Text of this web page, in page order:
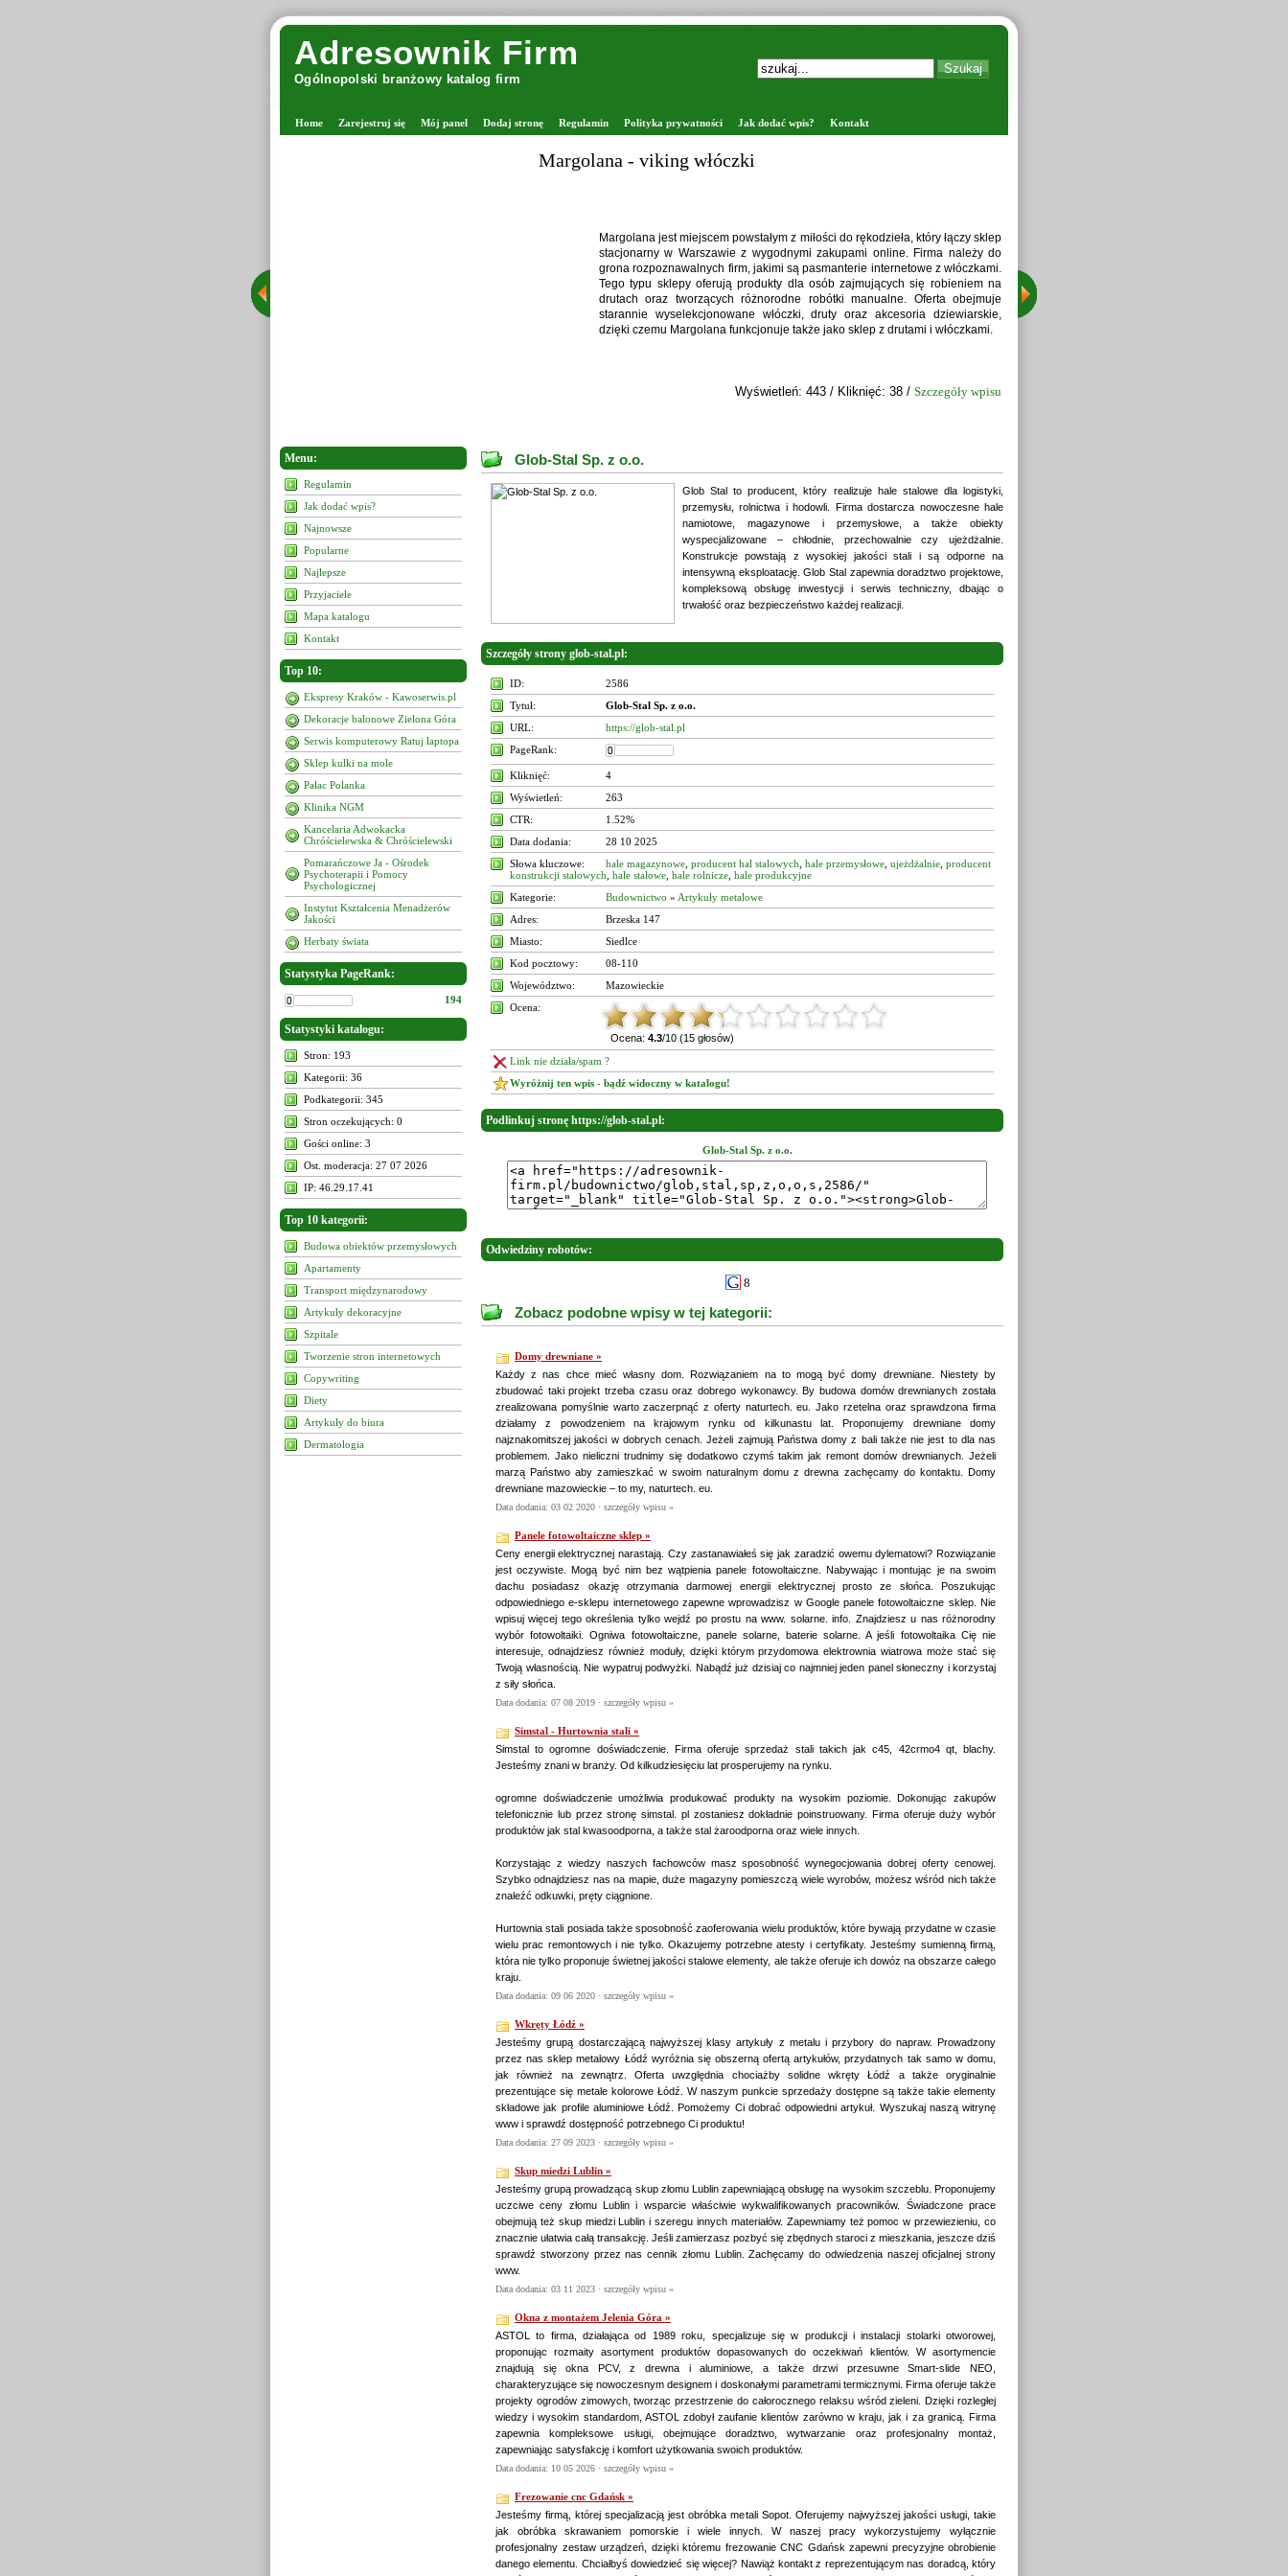
Adresownik Firm
Ogólnopolski branżowy katalog firm
Home Zarejestruj się Mój panel Dodaj stronę Regulamin Polityka prywatności Jak dodać wpis? Kontakt
grona rozpoznawalnych firm, jakimi są pasmanterie internetowe z włóczkami.
Tego typu sklepy oferują produkty dla osób zajmujących się robieniem na
drutach oraz tworzących różnorodne robótki manualne. Oferta obejmuje
starannie wyselekcjonowane włóczki, druty oraz akcesoria dziewiarskie,
Zaprawiarki do nasion - FORTPOL
Spółka Fortpol to autoryzowany dystrybutor Petkus Technologie w Polsce,
oferujący pełne wsparcie dla rolnictwa w zakresie czyszczenia i
magazynowania ziarna. W naszej ofercie znajdują się nowoczesne maszyny,
takie jak kłosownik, wialnia Petkus, suszarnie do zbóż, zaprawiarki do nasion
oraz silosy Petkus. Dostarczamy również sita do zbóż, umożliwiając pełne
wyposażenie ciągów produkcyjnych. Zajmujemy się projektowaniu, montażu i
serwisie urządzeń, dopasowując rozwiązania do wymagań klientów.
Wyświetleń: 367 / Kliknięć: 42 /
Menu:
Regulamin
Jak dodać wpis?
Najnowsze
Popularne
Najlepsze
Przyjaciele
Mapa katalogu
Kontakt
Top 10:
Ekspresy Kraków - Kawoserwis.pl
Dekoracje balonowe Zielona Góra
Serwis komputerowy Ratuj laptopa
Sklep kulki na mole
Pałac Polanka
Klinika NGM
Kancelaria Adwokacka
Chróścielewska & Chróścielewski
Pomarańczowe Ja - Ośrodek
Psychoterapii i Pomocy
Psychologicznej
Instytut Kształcenia Menadżerów
Jakości
Herbaty świata
Statystyka PageRank:
194
Statystyki katalogu:
Stron: 193
Kategorii: 36
Podkategorii: 345
Stron oczekujących: 0
Gości online: 3
Ost. moderacja: 27 07 2026
IP: 46.29.17.41
Top 10 kategorii:
Budowa obiektów przemysłowych
Apartamenty
Transport międzynarodowy
Artykuły dekoracyjne
Szpitale
Tworzenie stron internetowych
Copywriting
Diety
Artykuły do biura
Dermatologia
Glob-Stal Sp. z o.o.
Glob Stal to producent, który realizuje hale stalowe dla logistyki,
przemysłu, rolnictwa i hodowli. Firma dostarcza nowoczesne hale
namiotowe, magazynowe i przemysłowe, a także obiekty
wyspecjalizowane – chłodnie, przechowalnie czy ujeżdżalnie.
Konstrukcje powstają z wysokiej jakości stali i są odporne na
intensywną eksploatację. Glob Stal zapewnia doradztwo projektowe,
kompleksową obsługę inwestycji i serwis techniczny, dbając o
trwałość oraz bezpieczeństwo każdej realizacji.
Szczegóły strony glob-stal.pl:
ID:
2586
Tytuł:
Glob-Stal Sp. z o.o.
URL:
https://glob-stal.pl
PageRank:
Kliknięć:
4
Wyświetleń:
263
CTR:
1.52%
Data dodania:
28 10 2025
Słowa kluczowe:
hale magazynowe producent hal stalowych hale przemysłowe ujeżdżalnie producent
konstrukcji stalowych hale stalowe hale rolnicze hale produkcyjne
Kategorie:
Budownictwo » Artykuły metalowe
Adres:
Brzeska 147
Miasto:
Siedlce
Kod pocztowy:
08-110
Województwo:
Mazowieckie
Ocena:
Ocena: 4.3/10 (15 głosów)
Link nie działa/spam ?
Wyróżnij ten wpis - bądź widoczny w katalogu!
Podlinkuj stronę https://glob-stal.pl:
Glob-Stal Sp. z o.o.
Odwiedziny robotów:
8
Zobacz podobne wpisy w tej kategorii:
Domy drewniane »
Każdy z nas chce mieć własny dom. Rozwiązaniem na to mogą być domy drewniane. Niestety by
zbudować taki projekt trzeba czasu oraz dobrego wykonawcy. By budowa domów drewnianych została
zrealizowana pomyślnie warto zaczerpnąć z oferty naturtech. eu. Jako rzetelna oraz sprawdzona firma
działamy z powodzeniem na krajowym rynku od kilkunastu lat. Proponujemy drewniane domy
najznakomitszej jakości w dobrych cenach. Jeżeli zajmują Państwa domy z bali także nie jest to dla nas
problemem. Jako nieliczni trudnimy się dodatkowo czymś takim jak remont domów drewnianych. Jeżeli
marzą Państwo aby zamieszkać w swoim naturalnym domu z drewna zachęcamy do kontaktu. Domy
drewniane mazowieckie – to my, naturtech. eu.
Data dodania: 03 02 2020 · szczegóły wpisu »
Panele fotowoltaiczne sklep »
Ceny energii elektrycznej narastają. Czy zastanawiałeś się jak zaradzić owemu dylematowi? Rozwiązanie
jest oczywiste. Mogą być nim bez wątpienia panele fotowoltaiczne. Nabywając i montując je na swoim
dachu posiadasz okazję otrzymania darmowej energii elektrycznej prosto ze słońca. Poszukując
odpowiedniego e-sklepu internetowego zapewne wprowadzisz w Google panele fotowoltaiczne sklep. Nie
wpisuj więcej tego określenia tylko wejdź po prostu na www. solarne. info. Znajdziesz u nas różnorodny
wybór fotowoltaiki. Ogniwa fotowoltaiczne, panele solarne, baterie solarne. A jeśli fotowoltaika Cię nie
interesuje, odnajdziesz również moduły, dzięki którym przydomowa elektrownia wiatrowa może stać się
Twoją własnością. Nie wypatruj podwyżki. Nabądź już dzisiaj co najmniej jeden panel słoneczny i korzystaj
z siły słońca.
Data dodania: 07 08 2019 · szczegóły wpisu »
Simstal - Hurtownia stali »
Simstal to ogromne doświadczenie. Firma oferuje sprzedaż stali takich jak c45, 42crmo4 qt, blachy.
Jesteśmy znani w branży. Od kilkudziesięciu lat prosperujemy na rynku.
ogromne doświadczenie umożliwia produkować produkty na wysokim poziomie. Dokonując zakupów
telefonicznie lub przez stronę simstal. pl zostaniesz dokładnie poinstruowany. Firma oferuje duży wybór
produktów jak stal kwasoodporna, a także stal żaroodporna oraz wiele innych.
Korzystając z wiedzy naszych fachowców masz sposobność wynegocjowania dobrej oferty cenowej.
Szybko odnajdziesz nas na mapie, duże magazyny pomieszczą wiele wyrobów, możesz wśród nich także
znaleźć odkuwki, pręty ciągnione.
Hurtownia stali posiada także sposobność zaoferowania wielu produktów, które bywają przydatne w czasie
wielu prac remontowych i nie tylko. Okazujemy potrzebne atesty i certyfikaty. Jesteśmy sumienną firmą,
która nie tylko proponuje świetnej jakości stalowe elementy, ale także oferuje ich dowóz na obszarze całego
kraju.
Data dodania: 09 06 2020 · szczegóły wpisu »
Wkręty Łódź »
Jesteśmy grupą dostarczającą najwyższej klasy artykuły z metalu i przybory do napraw. Prowadzony
przez nas sklep metalowy Łódź wyróżnia się obszerną ofertą artykułów, przydatnych tak samo w domu,
jak również na zewnątrz. Oferta uwzględnia chociażby solidne wkręty Łódź a także oryginalnie
prezentujące się metale kolorowe Łódź. W naszym punkcie sprzedaży dostępne są także takie elementy
składowe jak profile aluminiowe Łódź. Pomożemy Ci dobrać odpowiedni artykuł. Wyszukaj naszą witrynę
www i sprawdź dostępność potrzebnego Ci produktu!
Data dodania: 27 09 2023 · szczegóły wpisu »
Skup miedzi Lublin »
Jesteśmy grupą prowadzącą skup złomu Lublin zapewniającą obsługę na wysokim szczeblu. Proponujemy
uczciwe ceny złomu Lublin i wsparcie właściwie wykwalifikowanych pracowników. Świadczone prace
obejmują też skup miedzi Lublin i szeregu innych materiałów. Zapewniamy też pomoc w przewiezieniu, co
znacznie ułatwia całą transakcję. Jeśli zamierzasz pozbyć się zbędnych staroci z mieszkania, jeszcze dziś
sprawdź stworzony przez nas cennik złomu Lublin. Zachęcamy do odwiedzenia naszej oficjalnej strony
www.
Data dodania: 03 11 2023 · szczegóły wpisu »
Okna z montażem Jelenia Góra »
ASTOL to firma, działająca od 1989 roku, specjalizuje się w produkcji i instalacji stolarki otworowej,
proponując rozmaity asortyment produktów dopasowanych do oczekiwań klientów. W asortymencie
znajdują się okna PCV, z drewna i aluminiowe, a także drzwi przesuwne Smart-slide NEO,
charakteryzujące się nowoczesnym designem i doskonałymi parametrami termicznymi. Firma oferuje także
projekty ogrodów zimowych, tworząc przestrzenie do całorocznego relaksu wśród zieleni. Dzięki rozległej
wiedzy i wysokim standardom, ASTOL zdobył zaufanie klientów zarówno w kraju, jak i za granicą. Firma
zapewnia kompleksowe usługi, obejmujące doradztwo, wytwarzanie oraz profesjonalny montaż,
zapewniając satysfakcję i komfort użytkowania swoich produktów.
Data dodania: 10 05 2026 · szczegóły wpisu »
Frezowanie cnc Gdańsk »
Jesteśmy firmą, której specjalizacją jest obróbka metali Sopot. Oferujemy najwyższej jakości usługi, takie
jak obróbka skrawaniem pomorskie i wiele innych. W naszej pracy wykorzystujemy wyłącznie
profesjonalny zestaw urządzeń, dzięki któremu frezowanie CNC Gdańsk zapewni precyzyjne obrobienie
danego elementu. Chciałbyś dowiedzieć się więcej? Nawiąż kontakt z reprezentującym nas doradcą, który